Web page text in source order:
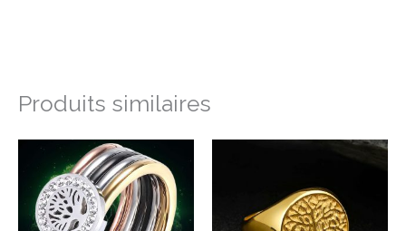
Produits similaires